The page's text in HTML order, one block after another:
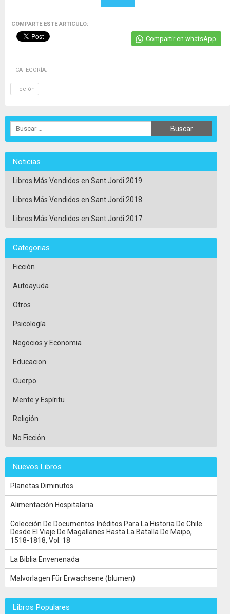
COMPARTE ESTE ARTICULO:
Compartir en whatsApp
CATEGORÍA:
Ficción
Noticias
Libros Más Vendidos en Sant Jordi 2019
Libros Más Vendidos en Sant Jordi 2018
Libros Más Vendidos en Sant Jordi 2017
Categorias
Ficción
Autoayuda
Otros
Psicología
Negocios y Economia
Educacion
Cuerpo
Mente y Espíritu
Religión
No Ficción
Nuevos Libros
Planetas Diminutos
Alimentación Hospitalaria
Colección De Documentos Inéditos Para La Historia De Chile
Desde El Viaje De Magallanes Hasta La Batalla De Maipo,
1518-1818, Vol. 18
La Biblia Envenenada
Malvorlagen Für Erwachsene (blumen)
Libros Populares